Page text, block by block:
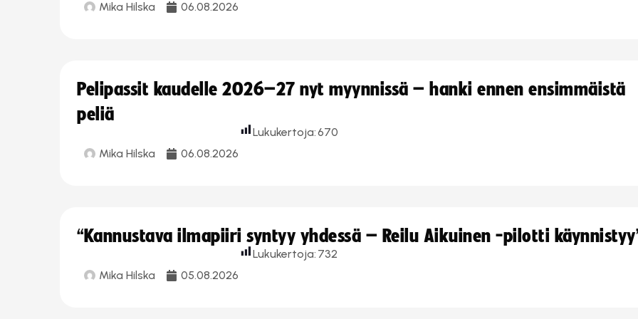
Mika Hilska 06.08.2026
Pelipassit kaudelle 2026–27 nyt myynnissä – hanki ennen ensimmäistä
peliä
Mika Hilska 06.08.2026
Lukukertoja:670
“Kannustava ilmapiiri syntyy yhdessä – Reilu Aikuinen -pilotti
Mika Hilska 05.08.2026
Lukukertoja: 732